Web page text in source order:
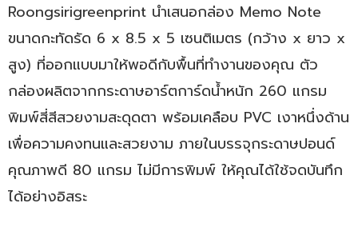
Roongsirigreenprint นำเสนอกล่อง Memo Note
ขนาดกะทัดรัด 6 x 8.5 x 5 เซนติเมตร (กว้าง x ยาว x
สูง) ที่ออกแบบมาให้พอดีกับพื้นที่ทำงานของคุณ ตัว
กล่องผลิตจากกระดาษอาร์ตการ์ดน้ำหนัก 260 แกรม
พิมพ์สี่สีสวยงามสะดุดตา พร้อมเคลือบ PVC เงาหนึ่งด้าน
เพื่อความคงทนและสวยงาม ภายในบรรจุกระดาษปอนด์
คุณภาพดี 80 แกรม ไม่มีการพิมพ์ ให้คุณได้ใช้จดบันทึก
ได้อย่างอิสระ